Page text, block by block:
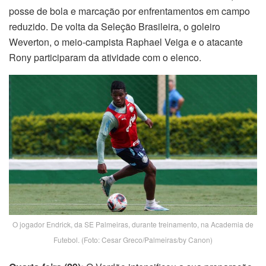
posse de bola e marcação por enfrentamentos em campo
reduzido. De volta da Seleção Brasileira, o goleiro
Weverton, o meio-campista Raphael Veiga e o atacante
Rony participaram da atividade com o elenco.
O jogador Endrick, da SE Palmeiras, durante treinamento, na Academia de
Futebol. (Foto: Cesar Greco/Palmeiras/by Canon)